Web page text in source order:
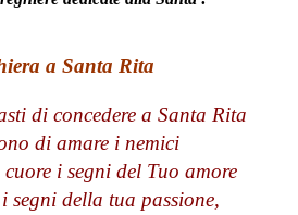
a Santa Rita
di concedere a Santa Rita
di amare i nemici
i segni del Tuo amore
segni della tua passione,